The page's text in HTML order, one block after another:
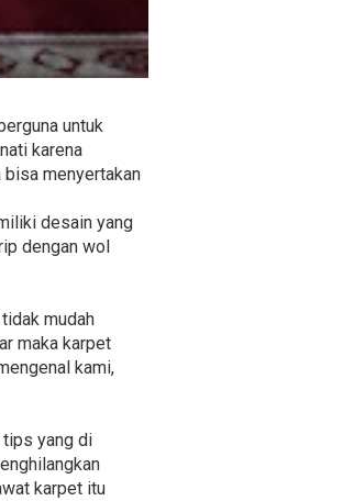
untuk
karena
bisa menyertakan
desain yang
dengan wol
mudah
maka karpet
kami,
tips yang di
karpet itu